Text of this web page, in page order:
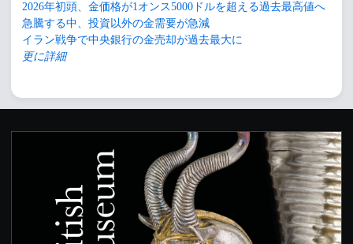
2026年初頭、金価格が1オンス5000ドルを超える過去最高値へ
急騰する中、投資以外の金需要が急減
イラン戦争で中央銀行の金売却が過去最大に
更に詳細